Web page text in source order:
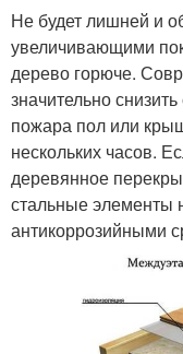
Не будет лишней и
увеличивающими
дерево горюче.
значительно
пожара пол или
нескольких часов.
деревянное
стальные элементы
антикоррозийными